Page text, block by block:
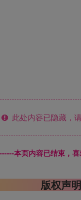
此处内容已隐藏，
------本页内容已结束，
版权声明